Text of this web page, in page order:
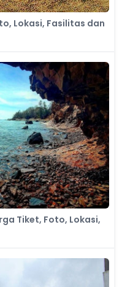
Lokasi, Fasilitas dan
Tiket, Foto, Lokasi,